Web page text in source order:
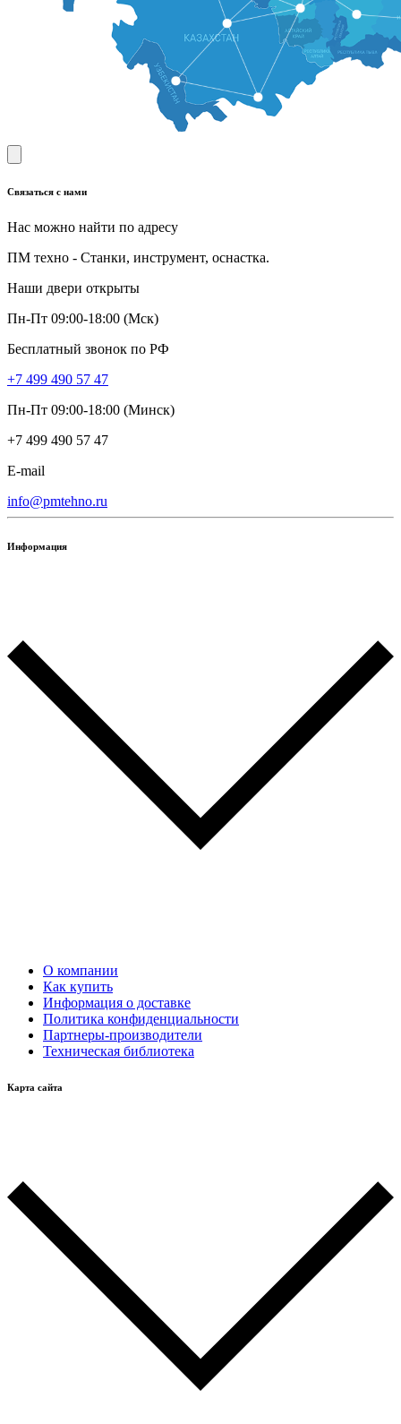
Связаться с нами
Нас можно найти по адресу
ПМ техно - Станки, инструмент, оснастка.
Наши двери открыты
Пн-Пт 09:00-18:00 (Мск)
Бесплатный звонок по РФ
+7 499 490 57 47
Пн-Пт 09:00-18:00 (Минск)
+7 499 490 57 47
E-mail
info@pmtehno.ru
Информация
О компании
Как купить
Информация о доставке
Политика конфиденциальности
Партнеры-производители
Техническая библиотека
Карта сайта